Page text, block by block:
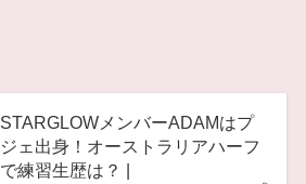
STARGLOWメンバーADAMはプ
ジェ出身！オーストラリアハーフ
で練習生歴は？ |